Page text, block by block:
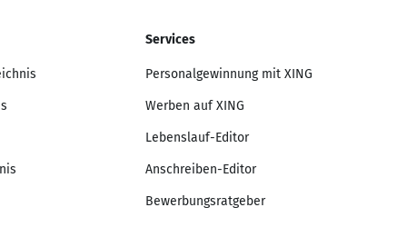
Services
Personalgewinnung mit XING
Werben auf XING
Lebenslauf-Editor
Anschreiben-Editor
Bewerbungsratgeber